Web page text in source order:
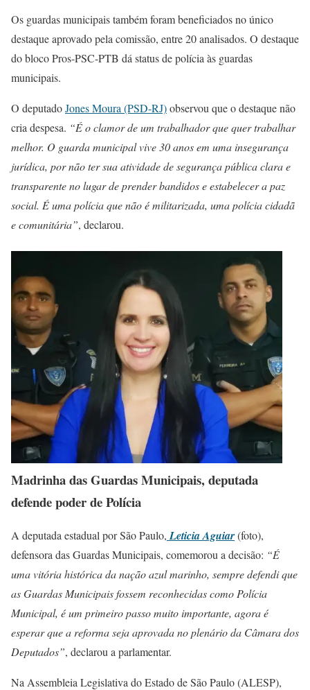
Os guardas municipais também foram beneficiados no único
destaque aprovado pela comissão, entre 20 analisados. O destaque
do bloco Pros-PSC-PTB dá status de polícia às guardas
municipais.
O deputadoJones Moura (PSD-RJ)observou que o destaque não
cria despesa. “É o clamor de um trabalhador que quer trabalhar
melhor. O guarda municipal vive 30 anos em uma insegurança
jurídica, por não ter sua atividade de segurança pública clara e
transparente no lugar de prender bandidos e estabelecer a paz
social. É uma polícia que não é militarizada, uma polícia cidadã
e comunitária”, declarou.
Madrinha das Guardas Municipais, deputada
defende poder de Polícia
A deputada estadual por São Paulo,Leticia Aguiar(foto),
defensora das Guardas Municipais, comemorou a decisão: “É
uma vitória histórica da nação azul marinho, sempre defendi que
as Guardas Municipais fossem reconhecidas como Polícia
Municipal, é um primeiro passo muito importante, agora é
esperar que a reforma seja aprovada no plenário da Câmara dos
Deputados”, declarou a parlamentar.
Na Assembleia Legislativa do Estado de São Paulo (ALESP),